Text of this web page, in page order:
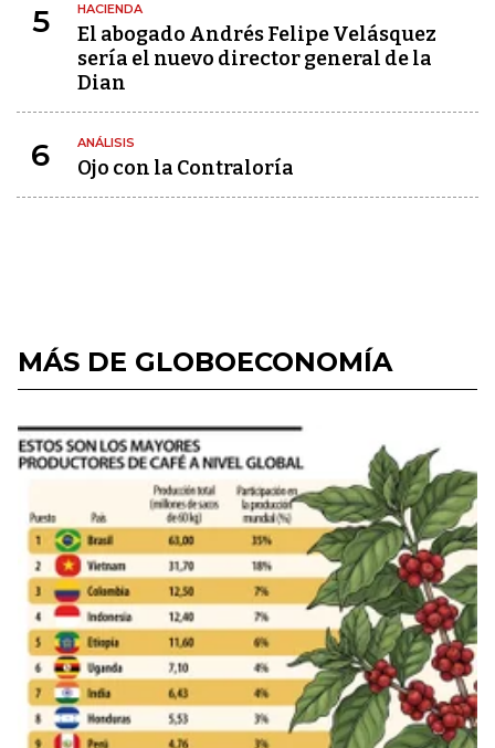
5 HACIENDA
El abogado Andrés Felipe Velásquez
sería el nuevo director general de la
Dian
6 ANÁLISIS
Ojo con la Contraloría
MÁS DE GLOBOECONOMÍA